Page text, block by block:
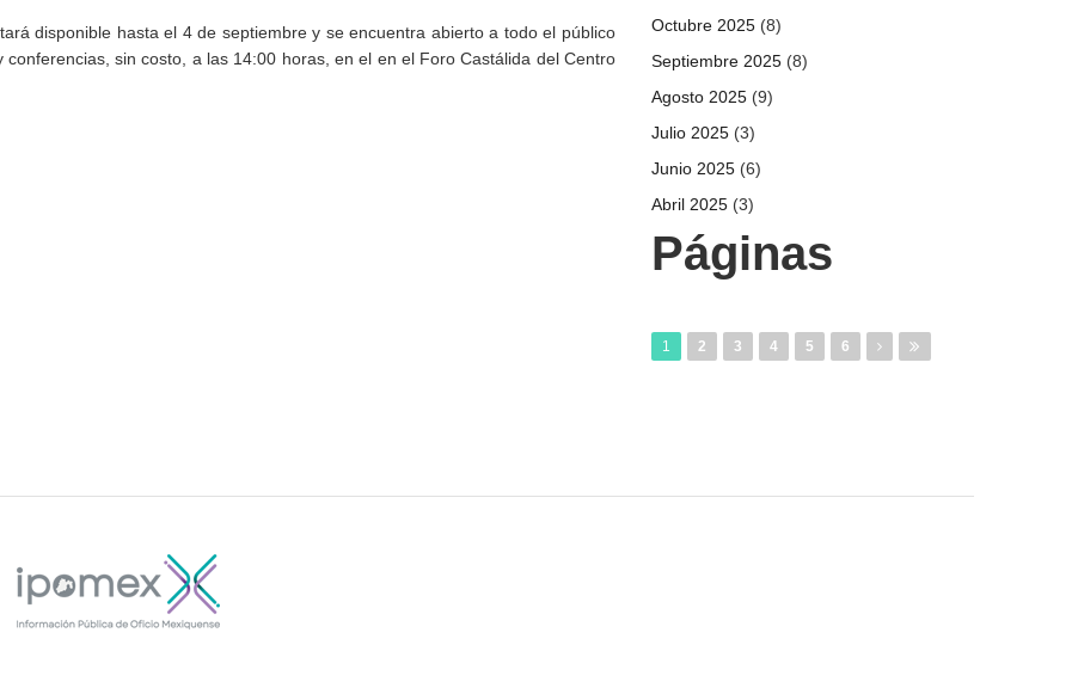
disponible hasta el 4 de septiembre y se encuentra abierto a todo el público
sin costo, a las 14:00 horas, en el en el Foro Castálida del Centro
Octubre 2025 (8)
Septiembre 2025 (8)
Agosto 2025 (9)
Julio 2025 (3)
Junio 2025 (6)
Abril 2025 (3)
Páginas
1 2 3 4 5 6